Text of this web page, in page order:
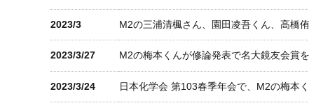
2023/3 M2の三浦清楓さん、園田凌吾くん、高橋
2023/3/27 M2の梅本くんが修論発表で名大鏡友会賞
2023/3/24 日本化学会 第103春季年会で、M2の梅本